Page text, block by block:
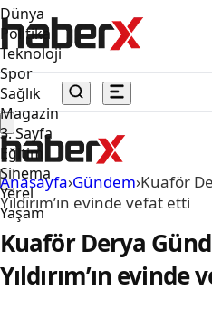
Dünya
Politika
Teknoloji
Spor
Sağlık
Magazin
3. Sayfa
Eğitim
Sinema
Yerel
Yaşam
Anasayfa›Gündem›Kuaför
Yıldırım’ın evinde vefat etti
Kuaför Derya
Yıldırım’ın evinde